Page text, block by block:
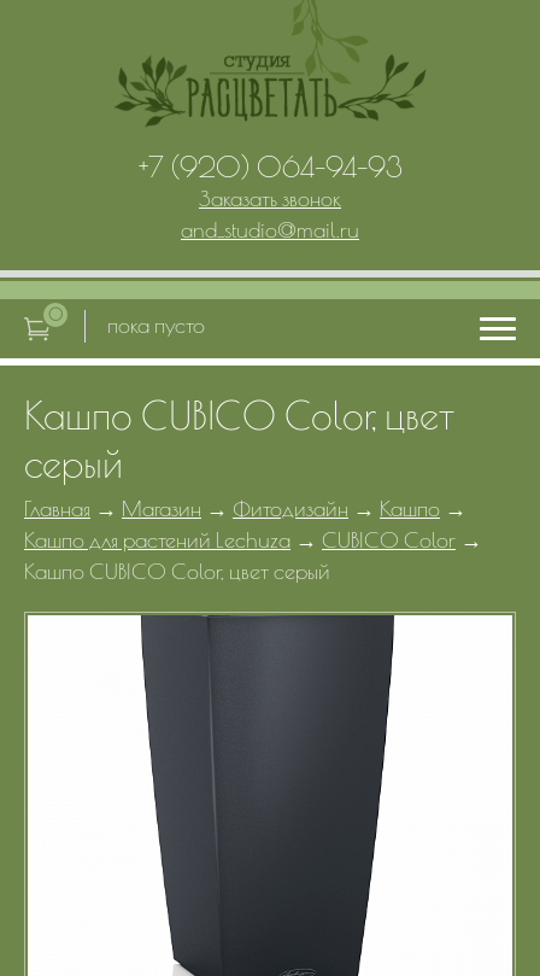
Кашпо CUBICO Color, цвет
серый
Главная → Магазин → Фитодизайн → Кашпо →
Кашпо для растений Lechuza → CUBICO Color →
Кашпо CUBICO Color, цвет серый
+7 (920) 064-94-93
Заказать звонок
and_studio@mail.ru
0 пока пусто
Главная
Услуги
Портфолио
Контакты